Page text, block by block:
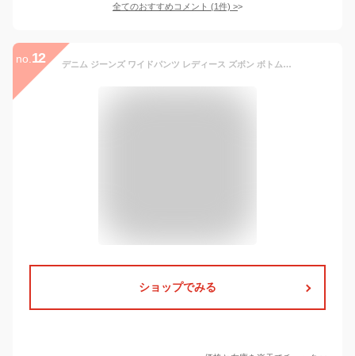
全てのおすすめコメント (1件) >
no. 12 デニム ジーンズ ワイドパンツ レディース ズボン ボトムス デニムパンツ ライトウォッシュ キレイめ おしゃれ シンプル 20代 30代 40代
ショップでみる